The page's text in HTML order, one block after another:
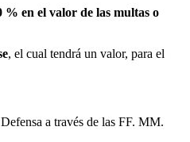
en el valor de las multas o
, el cual tendrá un valor, para el
a través de las FF. MM.